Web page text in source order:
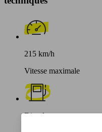
215 km/h
Vitesse maximale
Diesel